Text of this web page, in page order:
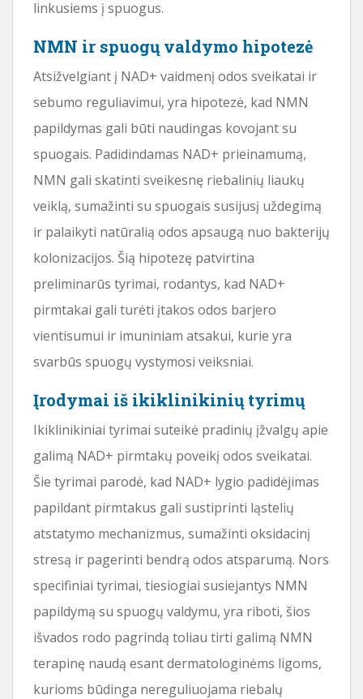
linkusiems į spuogus.
NMN ir spuogų valdymo hipotezė
Atsižvelgiant į NAD+ vaidmenį odos sveikatai ir
sebumo reguliavimui, yra hipotezė, kad NMN
papildymas gali būti naudingas kovojant su
spuogais. Padidindamas NAD+ prieinamumą,
NMN gali skatinti sveikesnę riebalinių liaukų
veiklą, sumažinti su spuogais susijusį uždegimą
ir palaikyti natūralią odos apsaugą nuo bakterijų
kolonizacijos. Šią hipotezę patvirtina
preliminarūs tyrimai, rodantys, kad NAD+
pirmtakai gali turėti įtakos odos barjero
vientisumui ir imuniniam atsakui, kurie yra
svarbūs spuogų vystymosi veiksniai.
Įrodymai iš ikiklinikinių tyrimų
Ikiklinikiniai tyrimai suteikė pradinių įžvalgų apie
galimą NAD+ pirmtakų poveikį odos sveikatai.
Šie tyrimai parodė, kad NAD+ lygio padidėjimas
papildant pirmtakus gali sustiprinti ląstelių
atstatymo mechanizmus, sumažinti oksidacinį
stresą ir pagerinti bendrą odos atsparumą. Nors
specifiniai tyrimai, tiesiogiai susiejantys NMN
papildymą su spuogų valdymu, yra riboti, šios
išvados rodo pagrindą toliau tirti galimą NMN
terapinę naudą esant dermatologinėms ligoms,
kurioms būdinga nereguliuojama riebalų